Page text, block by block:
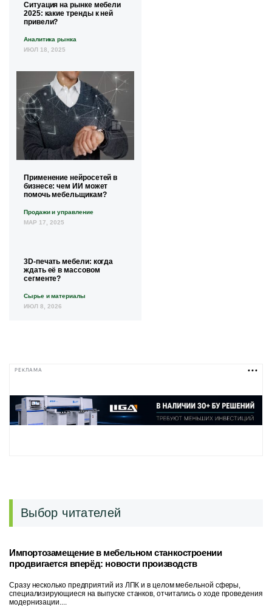
Ситуация на рынке мебели
2025: какие тренды к ней
привели?
Аналитика рынка
ИЮЛ 18, 2025
Применение нейросетей в
бизнесе: чем ИИ может
помочь мебельщикам?
Продажи и управление
МАР 17, 2025
3D-печать мебели: когда
ждать её в массовом
сегменте?
Сырье и материалы
ИЮЛ 8, 2026
РЕКЛАМА
Выбор читателей
Импортозамещение в мебельном станкостроении
продвигается вперёд: новости производств
Сразу несколько предприятий из ЛПК и в целом мебельной сферы,
специализирующиеся на выпуске станков, отчитались о ходе проведения
модернизации....